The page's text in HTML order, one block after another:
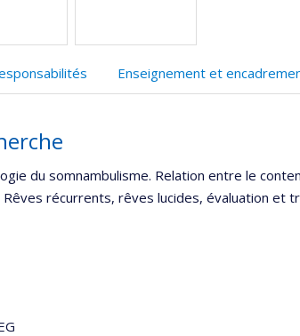
Enseignement et
du somnambulisme. Relation entre le
récurrents, rêves lucides, évaluation et